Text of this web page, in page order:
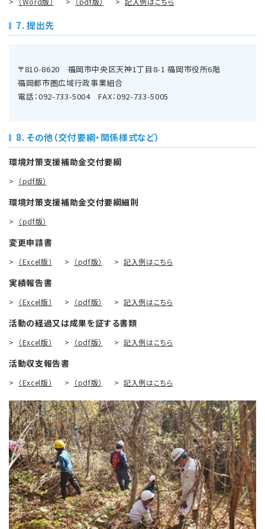
7. 提出先
〒810-8620 福岡市中央区天神1丁目8-1 福岡市役所6階
福岡都市圏広域行政事業組合
電話：092-733-5004FAX：092-733-5005
8. その他（交付要綱・関係様式など）
環境対策支援補助金交付要綱
（pdf版）
環境対策支援補助金交付要綱細則
（pdf版）
変更申請書
（Excel版） （pdf版） 記入例はこちら
実績報告書
（Excel版） （pdf版） 記入例はこちら
活動の経過又は成果を証する書類
（Excel版） （pdf版） 記入例はこちら
活動収支報告書
（Excel版） （pdf版） 記入例はこちら